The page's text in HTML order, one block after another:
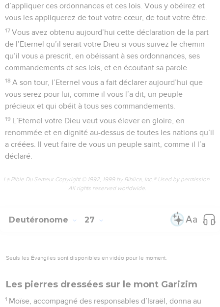
d’appliquer ces ordonnances et ces lois. Vous y obéirez et
vous les appliquerez de tout votre cœur, de tout votre être.
17 Vous avez obtenu aujourd’hui cette déclaration de la part
de l’Eternel qu’il serait votre Dieu si vous suivez le chemin
qu’il vous a prescrit, en obéissant à ses ordonnances, ses
commandements et ses lois, et en écoutant sa parole.
18 A son tour, l’Eternel vous a fait déclarer aujourd’hui que
vous serez pour lui, comme il vous l’a dit, un peuple
précieux et qui obéit à tous ses commandements.
19 L’Eternel votre Dieu veut vous élever en gloire, en
renommée et en dignité au-dessus de toutes les nations qu’il
a créées. Il veut faire de vous un peuple saint, comme il l’a
déclaré.
La Bible Du Semeur Copyright © 1992, 1999 by Biblica, Inc.® Used by permission.
All rights reserved worldwide.
Deutéronome 27
Seuls les Évangiles sont disponibles en vidéo pour le moment.
Les pierres dressées sur le mont Garizim
1 Moïse, accompagné des responsables d’Israël, donna au